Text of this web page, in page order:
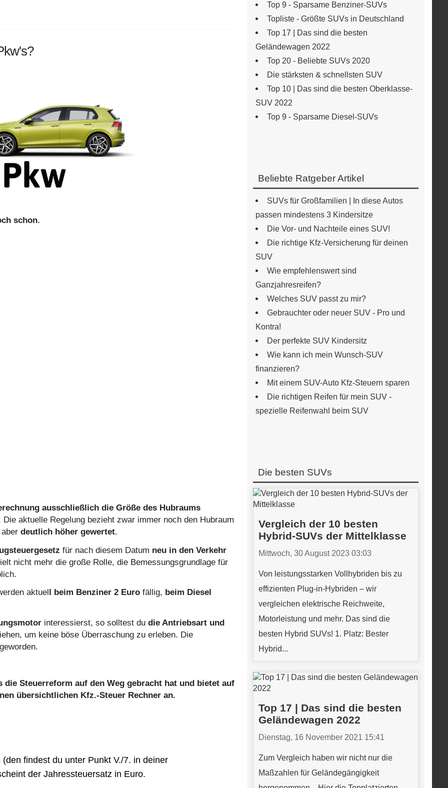
schon.
ausschließlich die Größe des Hubraums
aktuelle Regelung bezieht zwar immer noch den Hubraum
deutlich höher gewertet.
für nach diesem Datum neu in den Verkehr
nicht mehr die große Rolle, die Bemessungsgrundlage für
aktuel l beim Benziner 2 Euro fällig, beim Diesel
interessierst, so solltest du die Antriebsart und
um keine böse Überraschung zu erleben. Die
geworden.
Steuerreform auf den Weg gebracht hat und bietet auf
übersichtlichen Kfz.-Steuer Rechner an.
findest du unter Punkt V./7. in deiner
der Jahressteuersatz in Euro.
Top 9 - Sparsame Benziner-SUVs
Topliste - Größte SUVs in Deutschland
Top 17 | Das sind die besten
Geländewagen 2022
Top 20 - Beliebte SUVs 2020
Die stärksten & schnellsten SUV
Top 10 | Das sind die besten Oberklasse-
SUV 2022
Top 9 - Sparsame Diesel-SUVs
Beliebte Ratgeber Artikel
SUVs für Großfamilien | In diese Autos
passen mindestens 3 Kindersitze
Die Vor- und Nachteile eines SUV!
Die richtige Kfz-Versicherung für deinen
SUV
Wie empfehlenswert sind
Ganzjahresreifen?
Welches SUV passt zu mir?
Gebrauchter oder neuer SUV - Pro und
Kontra!
Der perfekte SUV Kindersitz
Wie kann ich mein Wunsch-SUV
finanzieren?
Mit einem SUV-Auto Kfz-Steuern sparen
Die richtigen Reifen für mein SUV -
spezielle Reifenwahl beim SUV
Die besten SUVs
Vergleich der 10 besten
Hybrid-SUVs der Mittelklasse
Mittwoch, 30 August 2023 03:03
Von leistungsstarken Vollhybriden bis zu
effizienten Plug-in-Hybriden – wir
vergleichen elektrische Reichweite,
Motorleistung und mehr. Das sind die
besten Hybrid SUVs! 1. Platz: Bester
Hybrid...
Top 17 | Das sind die besten
Geländewagen 2022
Dienstag, 16 November 2021 15:41
Zum Vergleich haben wir nicht nur die
Maßzahlen für Geländegängigkeit